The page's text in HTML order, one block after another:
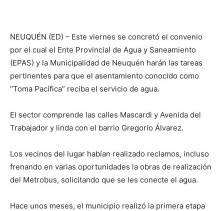
NEUQUÉN (ED) – Este viernes se concretó el convenio
por el cual el Ente Provincial de Agua y Saneamiento
(EPAS) y la Municipalidad de Neuquén harán las tareas
pertinentes para que el asentamiento conocido como
“Toma Pacífica” reciba el servicio de agua.
El sector comprende las calles Mascardi y Avenida del
Trabajador y linda con el barrio Gregorio Álvarez.
Los vecinos del lugar habían realizado reclamos, incluso
frenando en varias oportunidades la obras de realización
del Metrobus, solicitando que se les conecte el agua.
Hace unos meses, el municipio realizó la primera etapa